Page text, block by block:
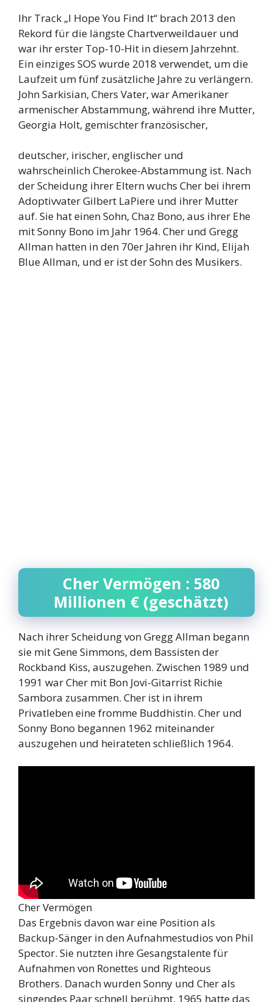
Ihr Track „I Hope You Find It“ brach 2013 den
Rekord für die längste Chartverweildauer und
war ihr erster Top-10-Hit in diesem Jahrzehnt.
Ein einziges SOS wurde 2018 verwendet, um die
Laufzeit um fünf zusätzliche Jahre zu verlängern.
John Sarkisian, Chers Vater, war Amerikaner
armenischer Abstammung, während ihre Mutter,
Georgia Holt, gemischter französischer,
deutscher, irischer, englischer und
wahrscheinlich Cherokee-Abstammung ist. Nach
der Scheidung ihrer Eltern wuchs Cher bei ihrem
Adoptivvater Gilbert LaPiere und ihrer Mutter
auf. Sie hat einen Sohn, Chaz Bono, aus ihrer Ehe
mit Sonny Bono im Jahr 1964. Cher und Gregg
Allman hatten in den 70er Jahren ihr Kind, Elijah
Blue Allman, und er ist der Sohn des Musikers.
Cher Vermögen : 580
Millionen € (geschätzt)
Nach ihrer Scheidung von Gregg Allman begann
sie mit Gene Simmons, dem Bassisten der
Rockband Kiss, auszugehen. Zwischen 1989 und
1991 war Cher mit Bon Jovi-Gitarrist Richie
Sambora zusammen. Cher ist in ihrem
Privatleben eine fromme Buddhistin. Cher und
Sonny Bono begannen 1962 miteinander
auszugehen und heirateten schließlich 1964.
Cher Vermögen
Das Ergebnis davon war eine Position als
Backup-Sänger in den Aufnahmestudios von Phil
Spector. Sie nutzten ihre Gesangstalente für
Aufnahmen von Ronettes und Righteous
Brothers. Danach wurden Sonny und Cher als
singendes Paar schnell berühmt. 1965 hatte das